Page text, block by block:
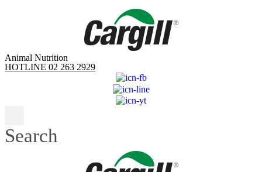
Animal Nutrition
HOTLINE 02 263 2929
Search